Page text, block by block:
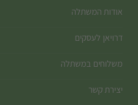
אודות המשתלה
דרויאן לעסקים
משלוחים במשתלה
יצירת קשר